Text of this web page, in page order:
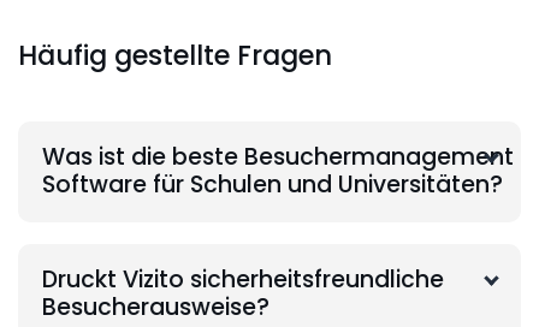
Häufig gestellte Fragen
Was ist die beste Besuchermanagement
Software für Schulen und Universitäten?
Druckt Vizito sicherheitsfreundliche
Besucherausweise?